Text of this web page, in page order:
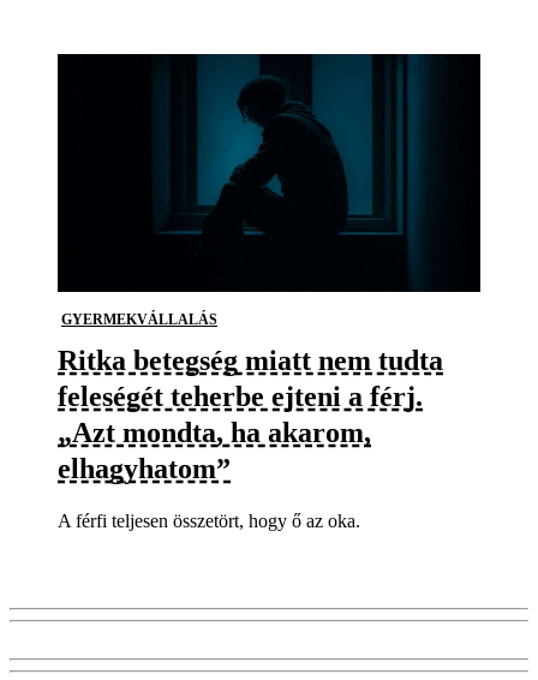
GYERMEKVÁLLALÁS
Ritka betegség miatt nem tudta
feleségét teherbe ejteni a férj.
„Azt mondta, ha akarom,
elhagyhatom”
A férfi teljesen összetört, hogy ő az oka.